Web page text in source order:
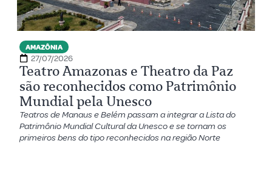
AMAZÔNIA
27/07/2026
Teatro Amazonas e Theatro da Paz
são reconhecidos como Patrimônio
Mundial pela Unesco
Teatros de Manaus e Belém passam a integrar a Lista do
Patrimônio Mundial Cultural da Unesco e se tornam os
primeiros bens do tipo reconhecidos na região Norte